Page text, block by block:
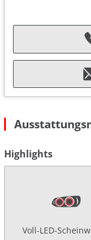
Highlights
Voll-LED-